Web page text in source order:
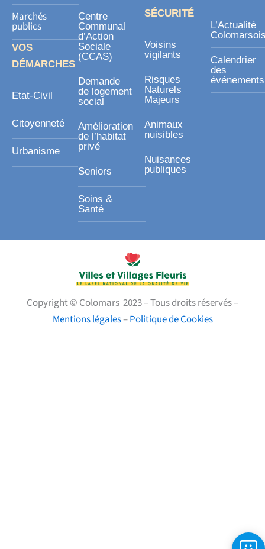
Marchés
publics
VOS
DÉMARCHES
Etat-Civil
Citoyenneté
Urbanisme
Centre
Communal
d’Action
Sociale
(CCAS)
Demande
de logement
social
Amélioration
de l’habitat
privé
Seniors
Soins &
Santé
SÉCURITÉ
Voisins
vigilants
Risques
Naturels
Majeurs
Animaux
nuisibles
Nuisances
publiques
L’Actualité
Calendrier
des
événements
Copyright © Colomars 2023 – Tous droits réservés –
Mentions légales–Politique de Cookies